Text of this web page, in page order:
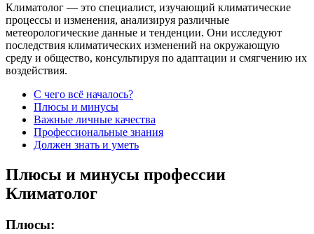
Климатолог — это специалист, изучающий климатические
процессы и изменения, анализируя различные
метеорологические данные и тенденции. Они исследуют
последствия климатических изменений на окружающую
среду и общество, консультируя по адаптации и смягчению их
воздействия.
С чего всё началось?
Плюсы и минусы
Важные личные качества
Профессиональные знания
Должен знать и уметь
Плюсы и минусы профессии
Климатолог
Плюсы: